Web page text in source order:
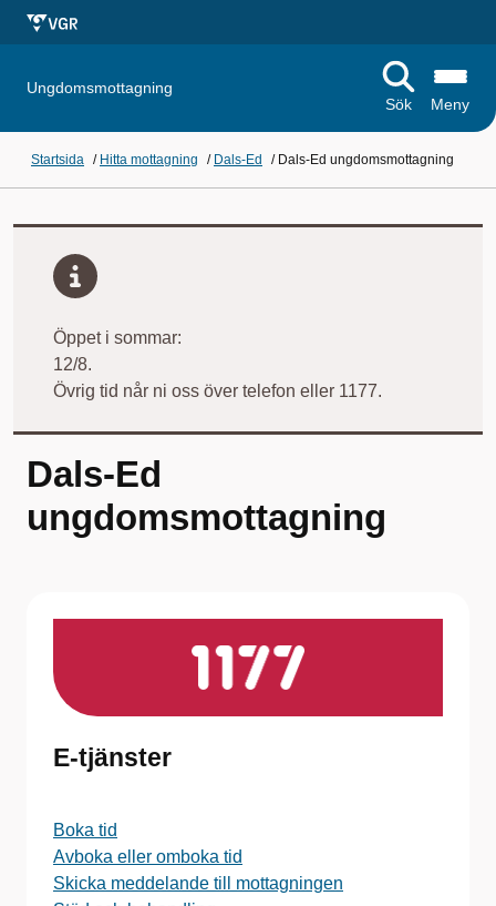
Ungdomsmottagning
Sök
Meny
Startsida / Hitta mottagning / Dals-Ed / Dals-Ed ungdomsmottagning
Öppet i sommar:
12/8.
Övrig tid når ni oss över telefon eller 1177.
Dals-Ed
ungdomsmottagning
E-tjänster
Boka tid
Avboka eller omboka tid
Skicka meddelande till mottagningen